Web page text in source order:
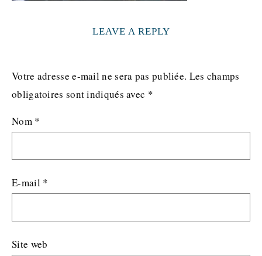
LEAVE A REPLY
Votre adresse e-mail ne sera pas publiée. Les champs
obligatoires sont indiqués avec *
Nom *
E-mail *
Site web